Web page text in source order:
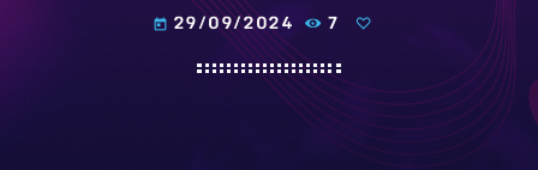
today 29/09/2024 7